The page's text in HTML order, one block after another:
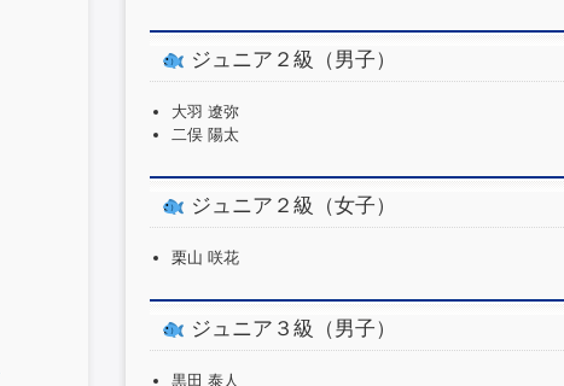
o
o
k
ジュニア２級（男子）
大羽 遼弥
二俣 陽太
ジュニア２級（女子）
栗山 咲花
ジュニア３級（男子）
黒田 泰人